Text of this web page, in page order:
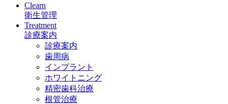
Clearn
衛生管理
Treatment
診療案内
診療案内
歯周病
インプラント
ホワイトニング
精密歯科治療
根管治療